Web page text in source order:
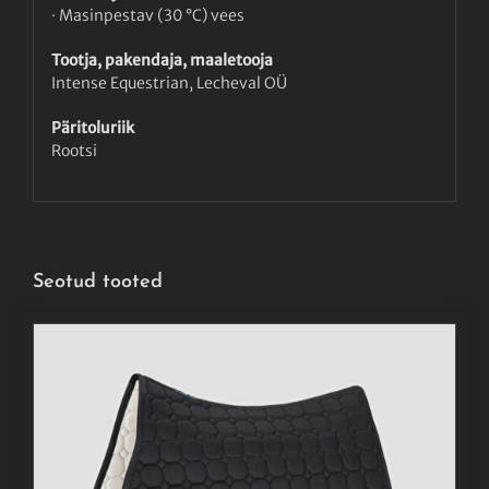
· Masinpestav (30 °C) vees
Tootja, pakendaja, maaletooja
Intense Equestrian, Lecheval OÜ
Päritoluriik
Rootsi
Seotud tooted
VALISELLEL
/ DETAILS